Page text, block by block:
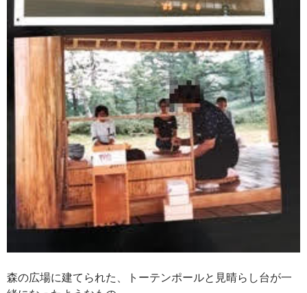
森の広場に建てられた、
トーテンポールと見晴らし台が一